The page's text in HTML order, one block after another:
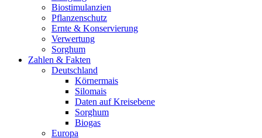
Biostimulanzien
Pflanzenschutz
Ernte & Konservierung
Verwertung
Sorghum
Zahlen & Fakten
Deutschland
Körnermais
Silomais
Daten auf Kreisebene
Sorghum
Biogas
Europa